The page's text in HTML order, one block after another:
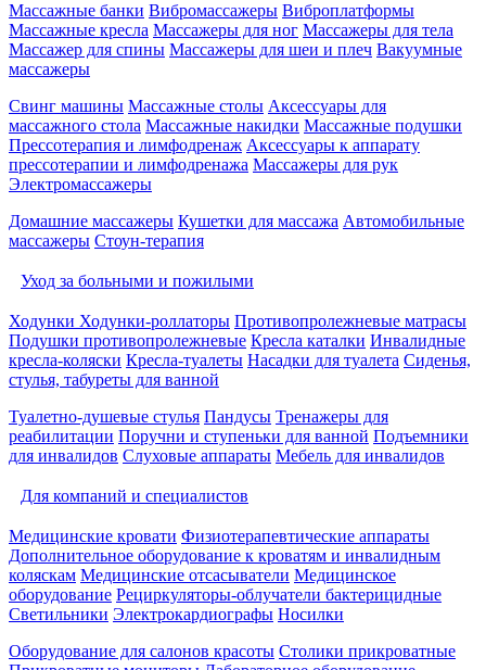
Массажные банки Вибромассажеры Виброплатформы
Массажные кресла Массажеры для ног Массажеры для тела
Массажер для спины Массажеры для шеи и плеч Вакуумные
массажеры
Свинг машины Массажные столы Аксессуары для
массажного стола Массажные накидки Массажные подушки
Прессотерапия и лимфодренаж Аксессуары к аппарату
прессотерапии и лимфодренажа Массажеры для рук
Электромассажеры
Домашние массажеры Кушетки для массажа Автомобильные
массажеры Стоун-терапия
Уход за больными и пожилыми
Ходунки Ходунки-роллаторы Противопролежневые матрасы
Подушки противопролежневые Кресла каталки Инвалидные
кресла-коляски Кресла-туалеты Насадки для туалета Сиденья,
стулья, табуреты для ванной
Туалетно-душевые стулья Пандусы Тренажеры для
реабилитации Поручни и ступеньки для ванной Подъемники
для инвалидов Слуховые аппараты Мебель для инвалидов
Для компаний и специалистов
Медицинские кровати Физиотерапевтические аппараты
Дополнительное оборудование к кроватям и инвалидным
коляскам Медицинские отсасыватели Медицинское
оборудование Рециркуляторы-облучатели бактерицидные
Светильники Электрокардиографы Носилки
Оборудование для салонов красоты Столики прикроватные